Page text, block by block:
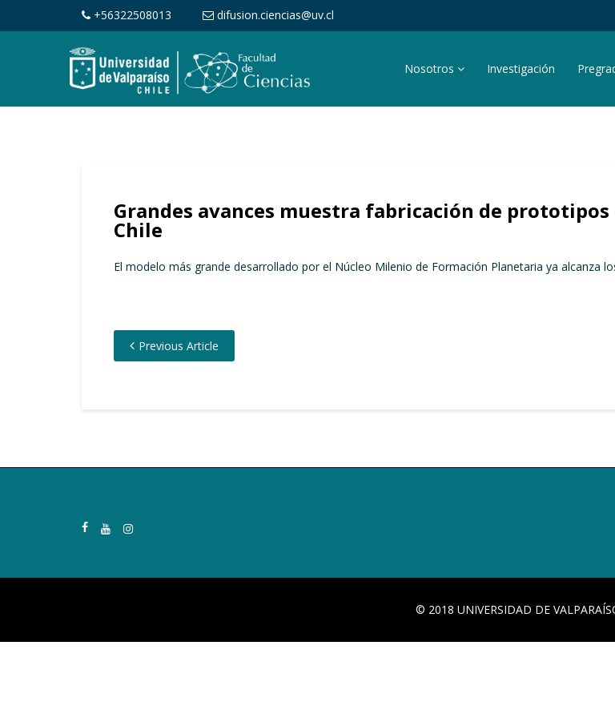
+56322508013 difusion.ciencias@uv.cl
Nosotros Investigación
Grandes avances muestra fabricación de
Chile
El modelo más grande desarrollado por el Núcleo Milenio de Formación Planetaria ya alcanza
Previous Article
© 2018 UNIVERSIDAD DE